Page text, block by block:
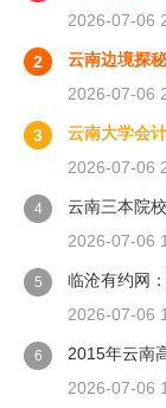
2026-07-06
2
云南边境探
2026-07-06
3
云南大学会
2026-07-06
4
云南三本院
2026-07-06
5
临沧有约网
2026-07-06
6
2015年云南
2026-07-06